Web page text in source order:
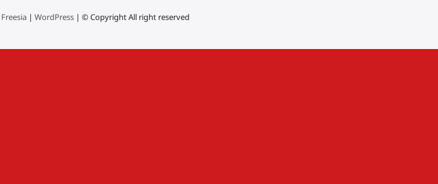
| WordPress | © Copyright All right reserved